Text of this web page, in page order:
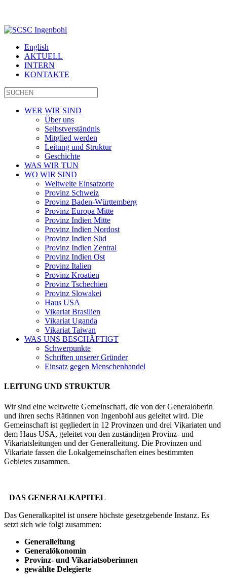
English
AKTUELL
INTERN
KONTAKTE
WER WIR SIND
Über uns
Selbstverständnis
Mitglied werden
Leitung und Struktur
Geschichte
WAS WIR TUN
WO WIR SIND
Weltweite Einsatzorte
Provinz Schweiz
Provinz Baden-Württemberg
Provinz Europa Mitte
Provinz Indien Mitte
Provinz Indien Nordost
Provinz Indien Süd
Provinz Indien Zentral
Provinz Indien Ost
Provinz Italien
Provinz Kroatien
Provinz Tschechien
Provinz Slowakei
Haus USA
Vikariat Brasilien
Vikariat Uganda
Vikariat Taiwan
WAS UNS BESCHÄFTIGT
Schwerpunkte
Schriften unserer Gründer
Einsatz gegen Menschenhandel
LEITUNG UND STRUKTUR
Wir sind eine weltweite Gemeinschaft, die von der Generaloberin
und ihren sechs Rätinnen von Ingenbohl aus geleitet wird. Die
Gemeinschaft ist gegliedert in 12 Provinzen und drei Vikariaten und
dem Haus USA, geleitet von den zuständigen Provinz- und
Vikariatsleitungen und der Generalleitung. Die Provinzen und
Vikariate fassen die Lokalgemeinschaften eines bestimmten
Gebietes zusammen.
DAS GENERALKAPITEL
Das Generalkapitel ist unsere höchste gesetzgebende Instanz. Es
setzt sich wie folgt zusammen:
Generalleitung
Generalökonomin
Provinz- und Vikariatsoberinnen
gewählte Delegierte